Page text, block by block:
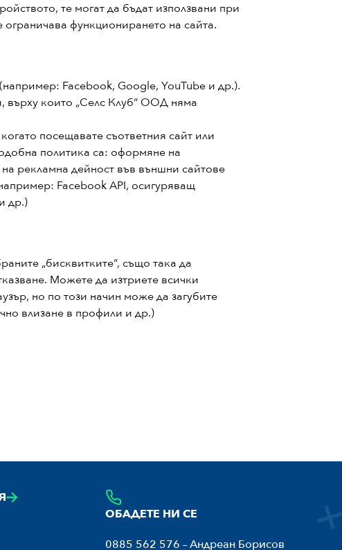
те могат да бъдат използвани при
функционирането на сайта.
Facebook, Google, YouTube и др.).
върху които „Селс Клуб“ ООД няма
посещавате съответния сайт или
политика са: оформяне на
рекламна дейност във външни сайтове
Facebook API, осигуряващ
др.)
„бисквитките“, също така да
Можете да изтриете всички
но по този начин може да загубите
влизане в профили и др.)
ОБАДЕТЕ НИ СЕ
0885 562 576 – Андреан Борисов